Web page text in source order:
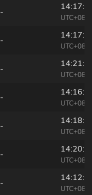
-
-
-
-
-
-
-